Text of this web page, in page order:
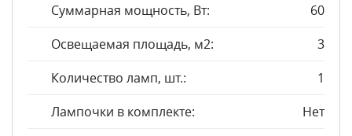
Суммарная мощность, Вт:
60
Освещаемая площадь, м2:
3
Количество ламп, шт.:
1
Лампочки в комплекте:
Нет